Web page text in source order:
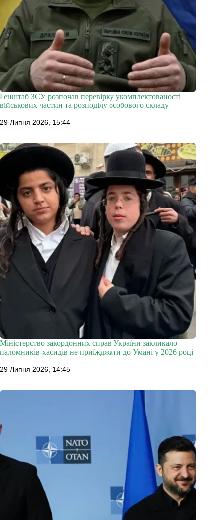
Генштаб ЗСУ розпочав перевірку укомплектованості
військових частин та розподілу особового складу
29 Липня 2026, 15:44
Міністерство закордонних справ України закликало
паломників-хасидів не приїжджати до Умані у 2026 році
29 Липня 2026, 14:45